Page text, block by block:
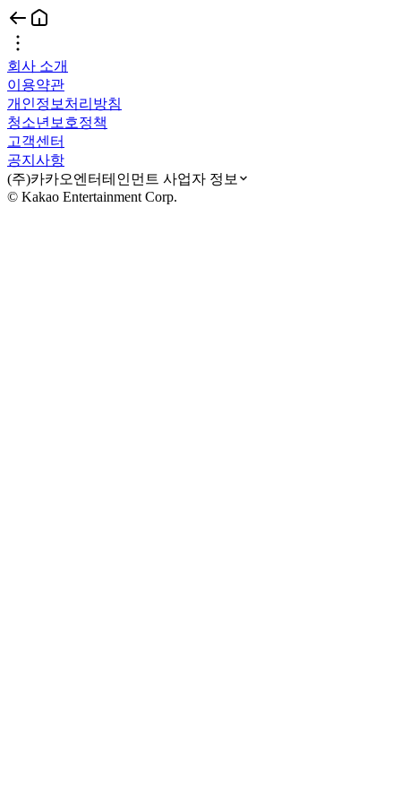
회사 소개
이용약관
개인정보처리방침
청소년보호정책
고객센터
공지사항
(주)카카오엔터테인먼트 사업자 정보
© Kakao Entertainment Corp.